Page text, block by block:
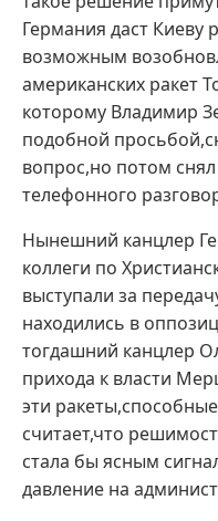
Германия даст Киеву
возможным
американских ракет
которому Владимир
подобной
вопрос,но потом
телефонного
Нынешний канцлер
коллеги по
выступали за
находились в
тогдашний канцлер
прихода к власти
эти
считает,что
стала бы ясным
давление на